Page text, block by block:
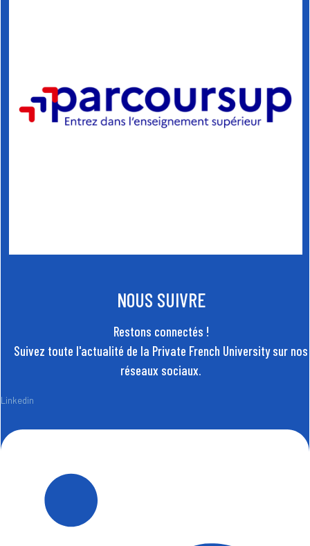
NOUS SUIVRE
Restons connectés !
Suivez toute l'actualité de la Private French University sur nos
réseaux sociaux.
Linkedin